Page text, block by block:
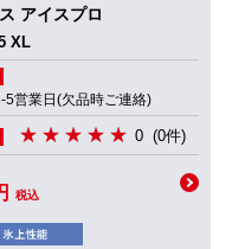
アイスプロ
XL
5営業日(欠品時ご連絡)
0 (0件)
税込